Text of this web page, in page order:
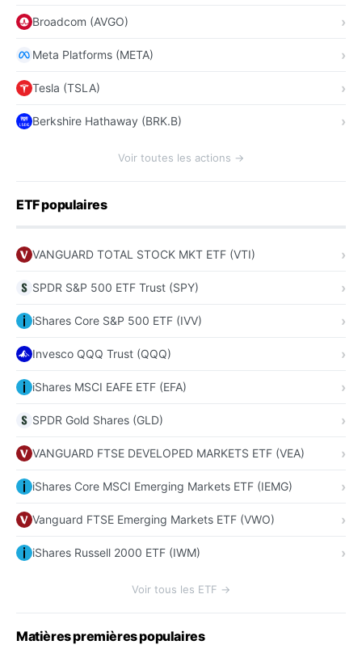
Broadcom (AVGO)
Meta Platforms (META)
Tesla (TSLA)
Berkshire Hathaway (BRK.B)
Voir toutes les actions →
ETF populaires
VANGUARD TOTAL STOCK MKT ETF (VTI)
SPDR S&P 500 ETF Trust (SPY)
iShares Core S&P 500 ETF (IVV)
Invesco QQQ Trust (QQQ)
iShares MSCI EAFE ETF (EFA)
SPDR Gold Shares (GLD)
VANGUARD FTSE DEVELOPED MARKETS ETF (VEA)
iShares Core MSCI Emerging Markets ETF (IEMG)
Vanguard FTSE Emerging Markets ETF (VWO)
iShares Russell 2000 ETF (IWM)
Voir tous les ETF →
Matières premières populaires